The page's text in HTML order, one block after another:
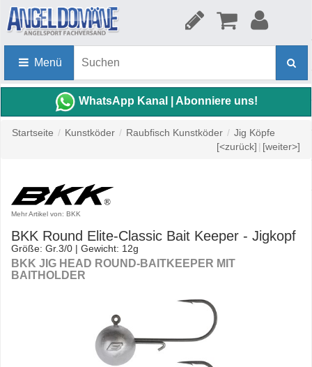
Menü
WhatsApp Kanal | Abonniere uns!
Startseite / Kunstköder / Raubfisch Kunstköder / Jig Köpfe
[<zurück] | [weiter>]
Mehr Artikel von: BKK
BKK Round Elite-Classic Bait Keeper - Jigkopf
Größe: Gr.3/0 | Gewicht: 12g
BKK JIG HEAD ROUND-BAITKEEPER MIT
BAITHOLDER